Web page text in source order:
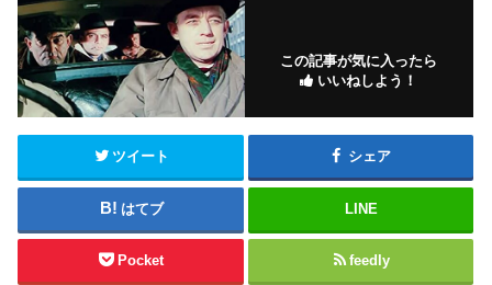
この記事が気に入ったら
いいねしよう！
ツイート シェア
はてブ LINE
Pocket feedly